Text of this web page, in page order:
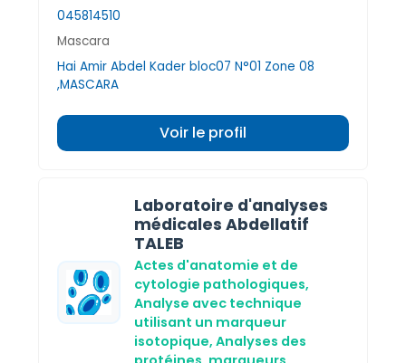
045814510
Mascara
Hai Amir Abdel Kader bloc07 N°01 Zone 08
,MASCARA
Voir le profil
Laboratoire d'analyses
médicales Abdellatif
TALEB
Actes d'anatomie et de
cytologie pathologiques,
Analyse avec technique
utilisant un marqueur
isotopique, Analyses des